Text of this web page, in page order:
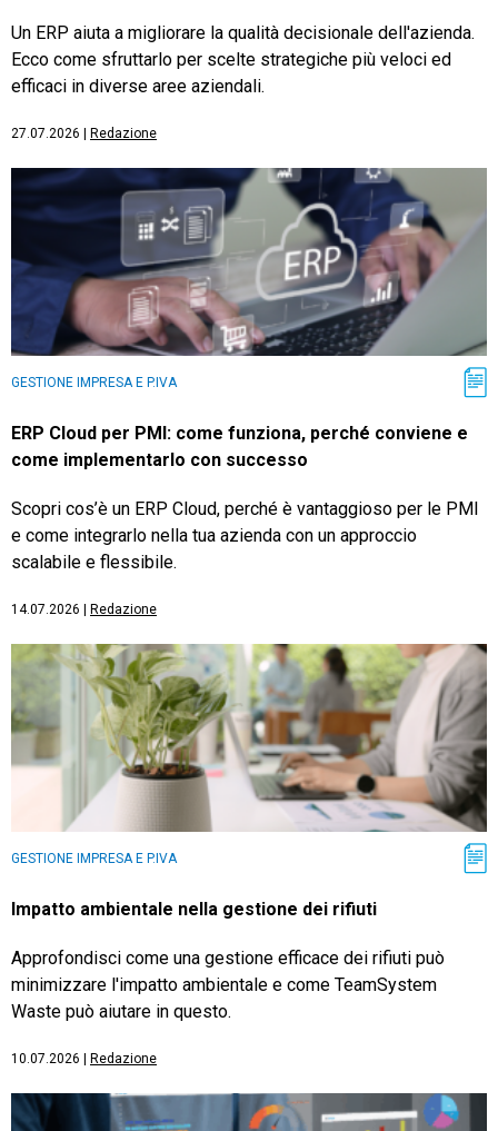
Un ERP aiuta a migliorare la qualità decisionale dell'azienda.
Ecco come sfruttarlo per scelte strategiche più veloci ed
efficaci in diverse aree aziendali.
27.07.2026 Redazione
GESTIONE IMPRESA E P.IVA
ERP Cloud per PMI: come funziona, perché conviene e
come implementarlo con successo
Scopri cos’è un ERP Cloud, perché è vantaggioso per le PMI
e come integrarlo nella tua azienda con un approccio
scalabile e flessibile.
14.07.2026 Redazione
GESTIONE IMPRESA E P.IVA
Impatto ambientale nella gestione dei rifiuti
Approfondisci come una gestione efficace dei rifiuti può
minimizzare l'impatto ambientale e come TeamSystem
Waste può aiutare in questo.
10.07.2026 Redazione